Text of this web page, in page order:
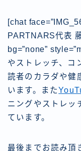
[chat
PARTNARS代表
bg=”none”
やストレッチ、コ
読者のカラダや健
います。また
ニングやストレッ
ています。
最後までお読み頂